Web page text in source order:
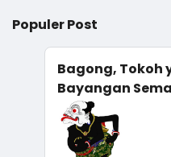
Populer Post
Bagong, Tokoh
Bayangan